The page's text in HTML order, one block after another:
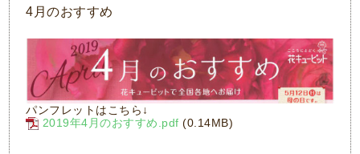
4月のおすすめ
パンフレットはこちら↓
2019年4月のおすすめ.pdf (0.14MB)